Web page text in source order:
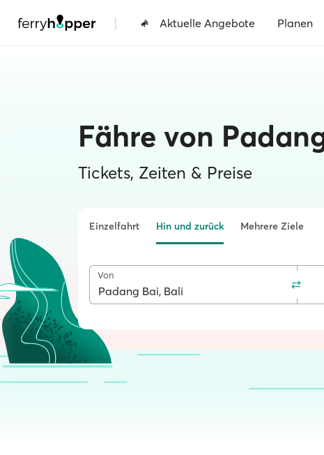
| Aktuelle Angebote Planen
Fähre von
Tickets, Zeiten & Preise
Einzelfahrt Hin und zurück Mehrere Ziele
Von